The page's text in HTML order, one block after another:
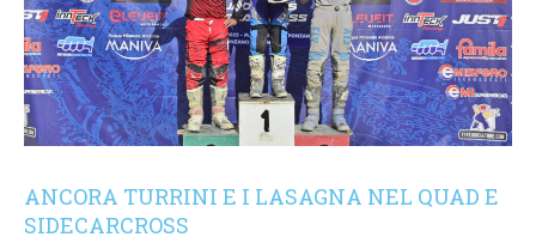
ANCORA TURRINI E I LASAGNA NEL QUAD E
SIDECARCROSS